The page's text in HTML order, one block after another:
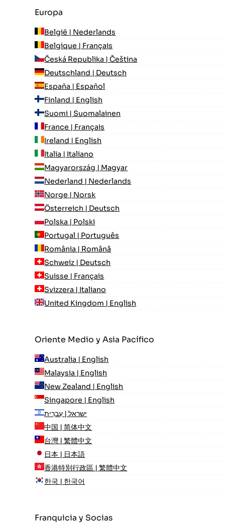
Europa
België | Nederlands
Belgique | Français
Česká Republika | Čeština
Deutschland | Deutsch
España | Español
Finland | English
Suomi | Suomalainen
France | Français
Ireland | English
Italia | Italiano
Magyarország | Magyar
Nederland | Nederlands
Norge | Norsk
Österreich | Deutsch
Polska | Polski
Portugal | Português
România | Română
Schweiz | Deutsch
Suisse | Français
Svizzera | Italiano
United Kingdom | English
Oriente Medio y Asia Pacífico
Australia | English
Malaysia | English
New Zealand | English
Singapore | English
ישראל | עִברִית
中国 | 简体中文
台灣 | 繁體中文
日本 | 日本語
香港特別行政區 | 繁體中文
한국 | 한국어
Franquicia y Socias